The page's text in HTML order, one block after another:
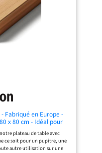
de travail de cuisine, 2 profils de
finition latéraux, notice de
montage, matériel de montage.
Fabriqué en Europe -
x 80 cm - Idéal pour
à Manger, etc - en
plateau de table avec
ce soit pour un pupitre, une
autre utilisation sur une